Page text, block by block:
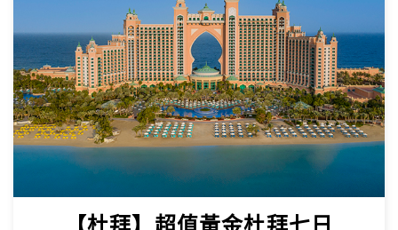
【杜拜】豪華五星夢幻杜拜7天
4人成團